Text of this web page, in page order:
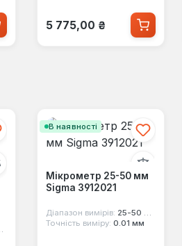
Звичайна ціна:
5 775,00 ₴
В наявності
Мікрометр 25-50 мм
Sigma 3912021
Діапазон вимірів: 25-50 мм
Точність виміру: 0.01 мм